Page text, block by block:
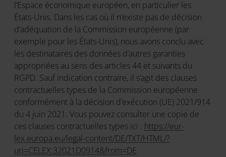
l’Espace économique européen, en particulier les
États-Unis. Dans les cas où il n’existe pas de décision
d’adéquation de la Commission européenne (par
exemple pour les États-Unis), nous avons conclu avec
les destinataires des données d’autres garanties
appropriées au sens des articles 44 et suivants du
RGPD. Sauf indication contraire, il s’agit des clauses
contractuelles types de la Commission européenne
conformément à la décision d’exécution (UE) 2021/914
du 4 juin 2021. Vous pouvez consulter une copie de
ces clauses contractuelles types ici : https://eur-
lex.europa.eu/legal-content/DE/TXT/HTML/?
uri=CELEX:32021D0914&from=DE